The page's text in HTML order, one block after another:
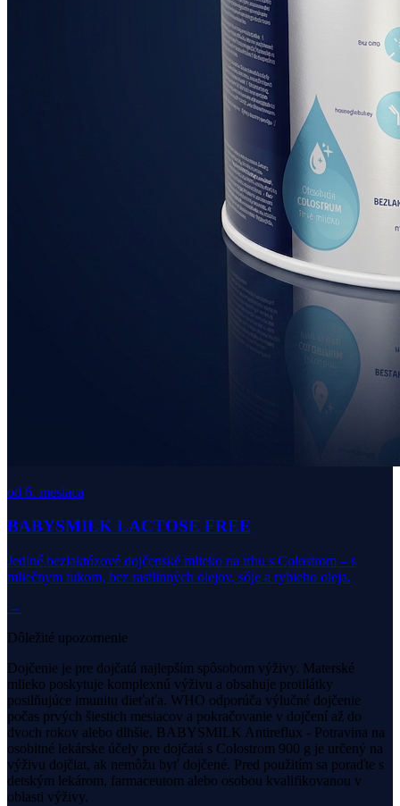
od 6. mesiaca
BABYSMILK LACTOSE FREE
Jediné bezlaktózové dojčenské mlieko na trhu s Colostrom – s
mliečnym tukom, bez rastlinných olejov, sóje a rybieho oleja.
→
Dôležité upozornenie
Dojčenie je pre dojčatá najlepším spôsobom výživy. Materské
mlieko poskytuje komplexnú výživu a obsahuje protilátky
posilňujúce imunitu dieťaťa. WHO odporúča výlučné dojčenie
počas prvých šiestich mesiacov a pokračovanie v dojčení až do
dvoch rokov alebo dlhšie. BABYSMILK Antireflux - Potravina na
osobitné lekárske účely pre dojčatá s Colostrom 900 g je určený na
výživu dojčiat, ak nemôžu byť dojčené. Pred použitím sa poraďte s
detským lekárom, farmaceutom alebo osobou kvalifikovanou v
oblasti výživy.